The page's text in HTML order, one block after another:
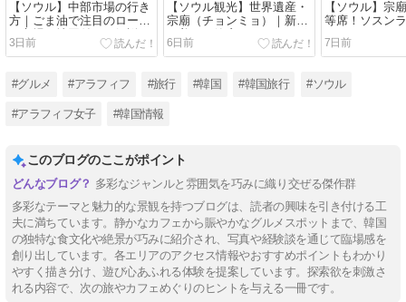
【ソウル】中部市場の行き
方｜ごま油で注目のローカ
ル市場を地図付きで解説
3日前
【ソウル観光】世界遺産・
宗廟（チョンミョ）｜新緑
が美しい静寂のパワースポ
ット
6日前
【ソウル】宗
等席！ソスン
カフェ Cafe
カフェ巡り㉓
7日前
#グルメ #アラフィフ #旅行 #韓国 #韓国旅行 #ソウル
#アラフィフ女子 #韓国情報
このブログのここがポイント
多彩なジャンルと雰囲気を巧みに織り交ぜる傑作群
多彩なテーマと魅力的な景観を持つブログは、読者の興味を引き付ける工
夫に満ちています。静かなカフェから賑やかなグルメスポットまで、韓国
の独特な食文化や絶景が巧みに紹介され、写真や経験談を通じて臨場感を
創り出しています。各エリアのアクセス情報やおすすめポイントもわかり
やすく描き分け、遊び心あふれる体験を提案しています。探索欲を刺激さ
れる内容で、次の旅やカフェめぐりのヒントを与える一冊です。